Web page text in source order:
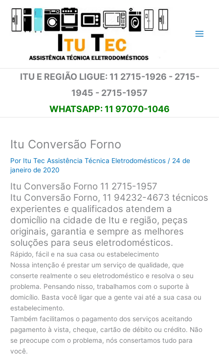
para
ITU E REGIÃO LIGUE: 11 2715-1926 - 2715-
1945 - 2715-1957
WHATSAPP: 11 97070-1046
Itu Conversão Forno
Por Itu Tec Assistência Técnica Eletrodomésticos / 24 de
janeiro de 2020
Itu Conversão Forno 11 2715-1957
Itu Conversão Forno, 11 94232-4673 técnicos
experientes e qualificados atendem a
domicílio na cidade de Itu e região, peças
originais, garantia e sempre as melhores
soluções para seus eletrodomésticos.
Rápido, fácil e na sua casa ou estabelecimento
Nossa intenção é prestar um serviço de qualidade, que
conserte realmente o seu eletrodoméstico e resolva o seu
problema. Pensando nisso, trabalhamos com o suporte à
domicílio. Basta você ligar que a gente vai até a sua casa ou
estabelecimento.
Também facilitamos o pagamento dos serviços aceitando
pagamento à vista, cheque, cartão de débito ou crédito. Não
se preocupe com o problema, nós consertamos tudo para
você.